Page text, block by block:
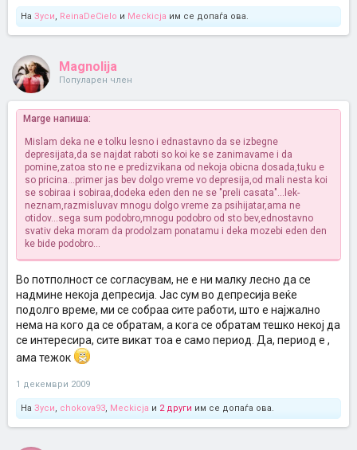
На Зуси, ReinaDeCielo и Meckicja им се допаѓа ова.
Magnolija
Популарен член
Marge напиша:
Mislam deka ne e tolku lesno i ednastavno da se izbegne
depresijata,da se najdat raboti so koi ke se zanimavame i da
pomine,zatoa sto ne e predizvikana od nekoja obicna dosada,tuku e
so pricina...primer jas bev dolgo vreme vo depresija,od mali nesta koi
se sobiraa i sobiraa,dodeka eden den ne se "preli casata"...lek-
neznam,razmisluvav mnogu dolgo vreme za psihijatar,ama ne
otidov...sega sum podobro,mnogu podobro od sto bev,ednostavno
svativ deka moram da prodolzam ponatamu i deka mozebi eden den
ke bide podobro...
Во потполност се согласувам, не е ни малку лесно да се
надмине некоја депресија. Јас сум во депресија веќе
подолго време, ми се собраа сите работи, што е најжално
нема на кого да се обратам, а кога се обратам тешко некој да
се интересира, сите викат тоа е само период. Да, период е ,
ама тежок
1 декември 2009
На Зуси, chokova93, Meckicja и 2 други им се допаѓа ова.